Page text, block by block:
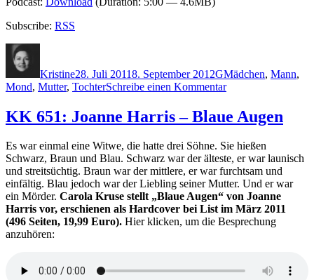
Subscribe: RSS
Kristine28. Juli 20118. September 2012GMädchen, Mann,
Mond, Mutter, TochterSchreibe einen Kommentarzu
704:
Carin
–
Nur
der
Mann
im
Mond
schaut
KK 651: Joanne Harris – Blaue Augen
Es war einmal eine Witwe, die hatte drei Söhne. Sie hießen
Schwarz, Braun und Blau. Schwarz war der älteste, er war launisch
und streitsüchtig. Braun war der mittlere, er war furchtsam und
einfältig. Blau jedoch war der Liebling seiner Mutter. Und er war
ein Mörder. Carola Kruse stellt „Blaue Augen“ von Joanne
Harris vor, erschienen als Hardcover bei List im März 2011
(496 Seiten, 19,99 Euro). Hier klicken, um die Besprechung
anzuhören: